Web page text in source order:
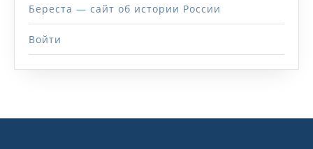
Береста — сайт об истории России
Войти